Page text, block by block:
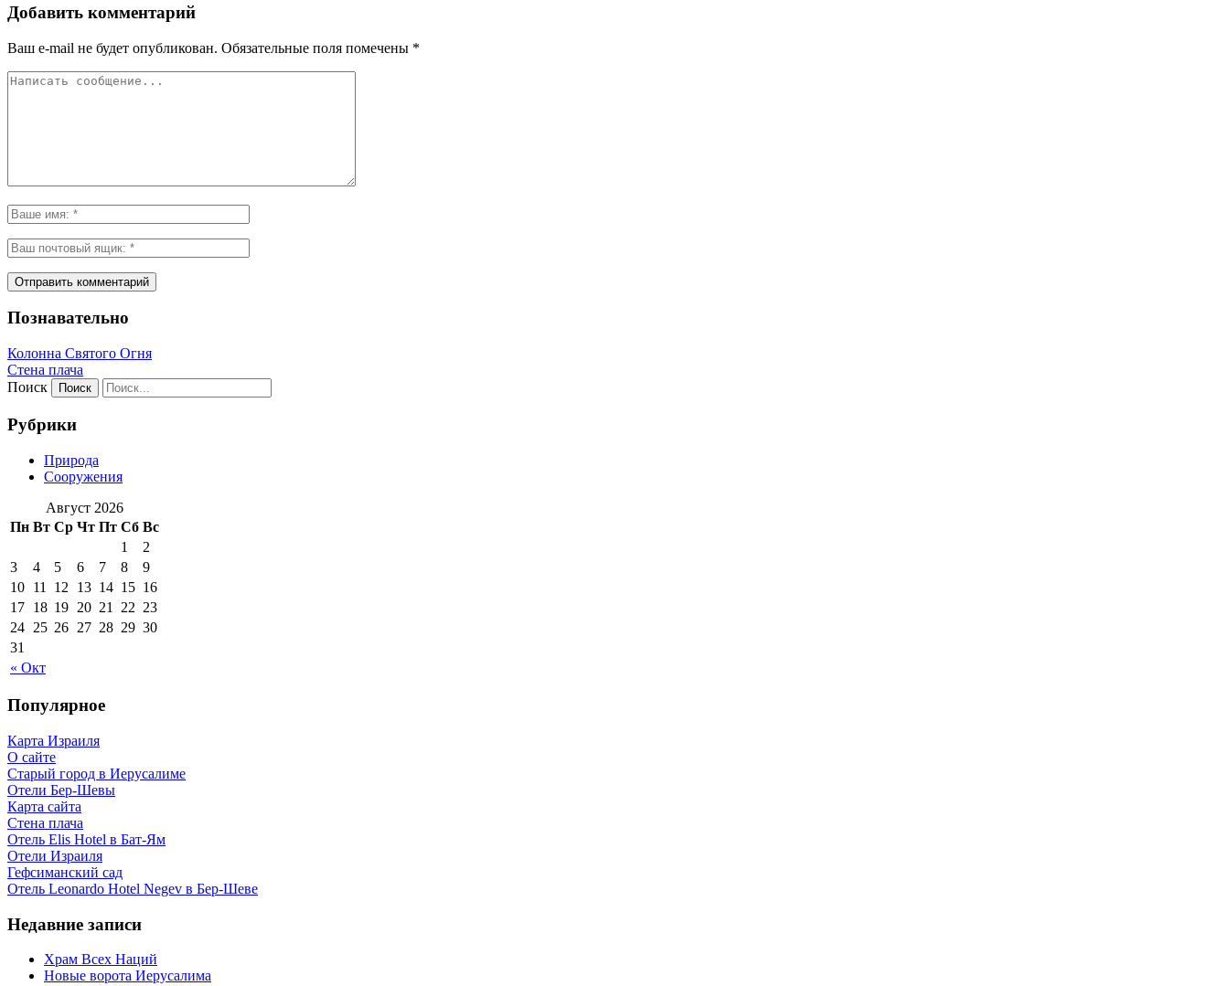
Добавить комментарий
Ваш e-mail не будет опубликован. Обязательные поля помечены *
Познавательно
Колонна Святого Огня
Стена плача
Поиск
Рубрики
Природа
Сооружения
Август 2026
Пн Вт Ср Чт Пт Сб Вс
« Окт
1
2
3
4 5 6 7 8
9
10 11 12 13 14 15 16
17 18 19 20 21 22 23
24 25 26 27 28 29 30
31
Популярное
Карта Израиля
О сайте
Старый город в Иерусалиме
Отели Бер-Шевы
Карта сайта
Стена плача
Отель Elis Hotel в Бат-Ям
Отели Израиля
Гефсиманский сад
Отель Leonardo Hotel Negev в Бер-Шеве
Недавние записи
Храм Всех Наций
Новые ворота Иерусалима